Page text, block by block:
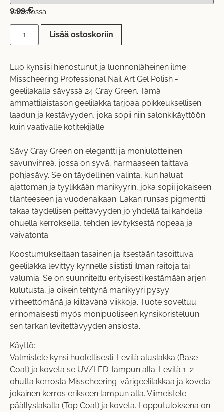
9,99€
Varastossa
Lisää ostoskoriin
Luo kynsiisi hienostunut ja luonnonläheinen ilme
Misscheering Professional Nail Art Gel Polish -
geelilakalla sävyssä 24 Gray Green. Tämä
ammattilaistason geelilakka tarjoaa poikkeuksellisen
laadun ja kestävyyden, joka sopii niin salonkikäyttöön
kuin vaativalle kotitekijälle.
Sävy Gray Green on elegantti ja moniulotteinen
savunvihreä, jossa on syvä, harmaaseen taittava
pohjasävy. Se on täydellinen valinta, kun haluat
ajattoman ja tyylikkään manikyyrin, joka sopii jokaiseen
tilanteeseen ja vuodenaikaan. Lakan runsas pigmentti
takaa täydellisen peittävyyden jo yhdellä tai kahdella
ohuella kerroksella, tehden levityksestä nopeaa ja
vaivatonta.
Koostumukseltaan tasainen ja itsestään tasoittuva
geelilakka levittyy kynnelle siististi ilman raitoja tai
valumia. Se on suunniteltu erityisesti kestämään arjen
kulutusta, ja oikein tehtynä manikyyri pysyy
virheettömänä ja kiiltävänä viikkoja. Tuote soveltuu
erinomaisesti myös monipuoliseen kynsikoristeluun
sen tarkan levitettävyyden ansiosta.
Käyttö:
Valmistele kynsi huolellisesti. Levitä aluslakka (Base
Coat) ja koveta se UV/LED-lampun alla. Levitä 1-2
ohutta kerrosta Misscheering-värigeelilakkaa ja koveta
jokainen kerros erikseen lampun alla. Viimeistele
päällyslakalla (Top Coat) ja koveta. Lopputuloksena on